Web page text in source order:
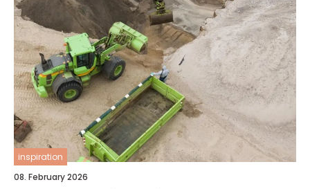
inspiration
08. February 2026